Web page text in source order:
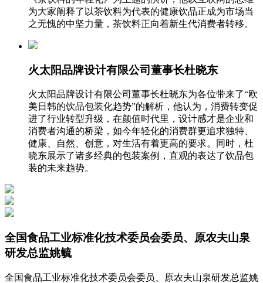
为大家阐释了以茶饮料为代表的健康饮品正成为市场当
之无愧的中坚力量，茶饮料正向着新生代消费者转移。
火太阳品牌设计有限公司董事长杜晓东
火太阳品牌设计有限公司董事长杜晓东为各位带来了“欧
美日韩的饮品包装化趋势”的解析，他认为，消费转变促
进了行业转型升级，在颜值时代里，设计感才是企业和
消费者沟通的桥梁，如今年轻化的消费群更追求独特、
健康、自然、创意，对生活有着更高的要求。同时，杜
晓东展示了诸多经典的包装案例，直观的表达了饮品包
装的未来趋势。
全国食品工业标准化技术委员会委员、原农夫山泉
研发总监姚毓
全国食品工业标准化技术委员会委员、原农夫山泉研发总监姚